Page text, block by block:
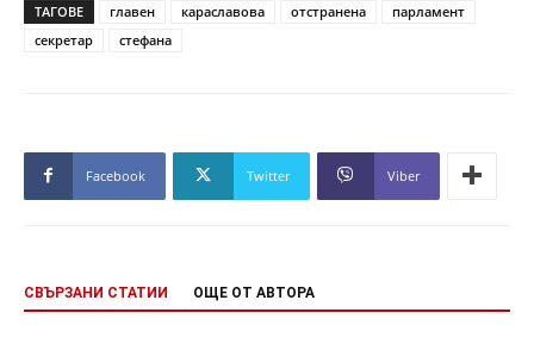
ТАГОВЕ главен караславова отстранена
парламент
секретар
стефана
Facebook Twitter Viber
СВЪРЗАНИ СТАТИИ ОЩЕ ОТ АВТОРА